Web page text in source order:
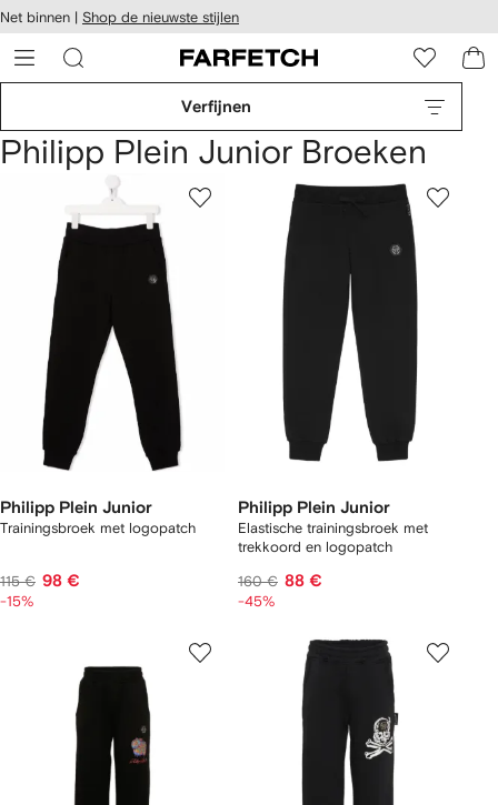
over en
naar de
Net binnen | Shop de nieuwste stijlen
Verfijnen
Philipp Plein Junior Broeken
Philipp Plein Junior
Trainingsbroek met logopatch
115 € 98 €
-15%
Philipp Plein Junior
Elastische trainingsbroek met
trekkoord en logopatch
160 € 88 €
-45%